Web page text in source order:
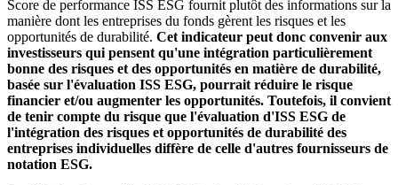
Score de performance ISS ESG fournit plutôt des informations sur la
manière dont les entreprises du fonds gèrent les risques et les
opportunités de durabilité. Cet indicateur peut donc convenir aux
investisseurs qui pensent qu'une intégration particulièrement
bonne des risques et des opportunités en matière de durabilité,
basée sur l'évaluation ISS ESG, pourrait réduire le risque
financier et/ou augmenter les opportunités. Toutefois, il convient
de tenir compte du risque que l'évaluation d'ISS ESG de
l'intégration des risques et opportunités de durabilité des
entreprises individuelles diffère de celle d'autres fournisseurs de
notation ESG.